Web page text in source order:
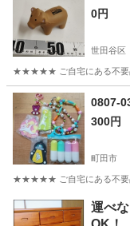
0円
世田谷区
★★★★★ ご自宅にある不要品
東京 世田谷区 お
0807-
300円
町田市
★★★★★ ご自宅にある不要品
東京 町田市 おもち
運べ